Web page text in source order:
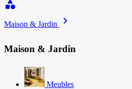
category
Maison & Jardin chevron_right
Maison & Jardin
Meubles